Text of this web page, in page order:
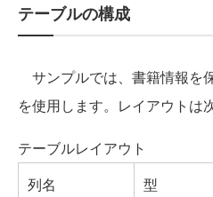
テーブルの構成
サンプルでは、書籍情報を
を使用します。レイアウトは
テーブルレイアウト
列名
型